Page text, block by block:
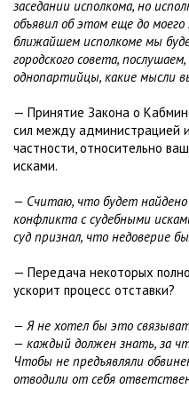
заседании исполкома, но
объявил об этом еще до
ближайшем исполкоме мы
городского совета,
однопартийцы, какие мысли
— Принятие Закона о
сил между администрацией
частности, относительно
исками.
— Считаю, что будет найдено
конфликта с судебными
суд признал, что недоверие
— Передача некоторых
ускорит процесс отставки?
— Я не хотел бы это
— каждый должен знать, за
Чтобы не предъявляли
отводили от себя